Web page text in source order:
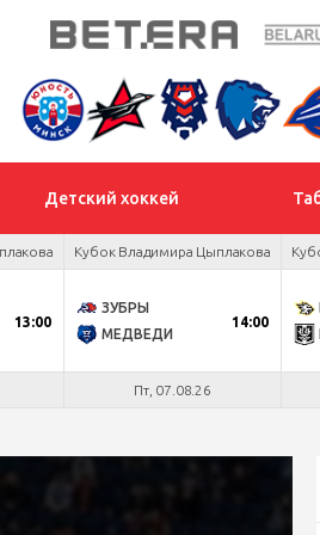
Детский хоккей
13:00
Кубок Владимира Цыплакова
ЗУБРЫ
МЕДВЕДИ
14:00
Пт, 07.08.26